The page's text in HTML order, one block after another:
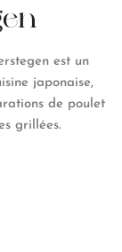
est un
japonaise,
de poulet
grillées.